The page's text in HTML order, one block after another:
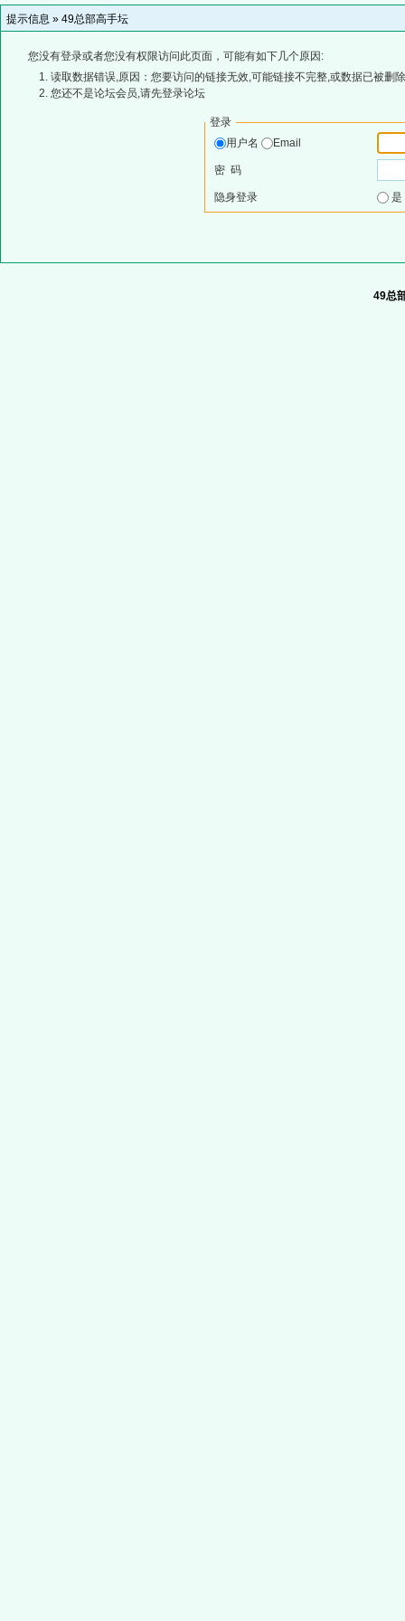
提示信息 » 49总部高手坛
您没有登录或者您没有权限访问此页面，可能有如下几个原因:
读取数据错误,原因：您要访问的链接无效,可能链接不完整,或数据已被删
您还不是论坛会员,请先登录论坛
登录
用户名
Email
密 码
隐身登录
49总